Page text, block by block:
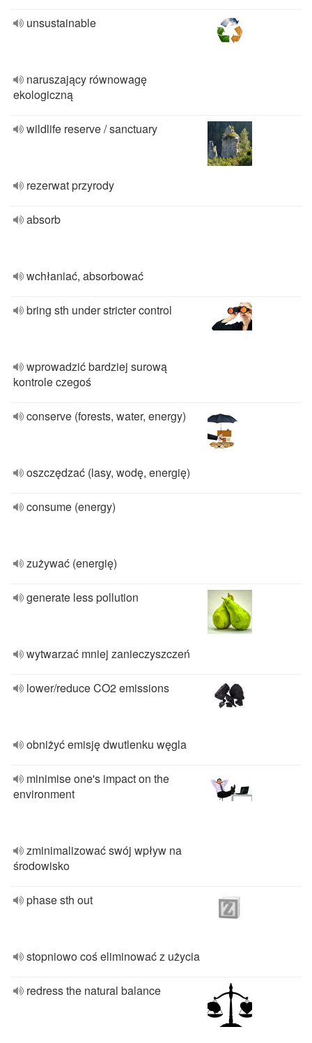
unsustainable
naruszający równowagę
ekologiczną
wildlife reserve / sanctuary
rezerwat przyrody
absorb
wchłaniać, absorbować
bring sth under stricter control
wprowadzić bardziej surową
kontrole czegoś
conserve (forests, water, energy)
oszczędzać (lasy, wodę, energię)
consume (energy)
zużywać (energię)
generate less pollution
wytwarzać mniej zanieczyszczeń
lower/reduce CO2 emissions
obniżyć emisję dwutlenku węgla
minimise one's impact on the
environment
zminimalizować swój wpływ na
środowisko
phase sth out
stopniowo coś eliminować z użycia
redress the natural balance